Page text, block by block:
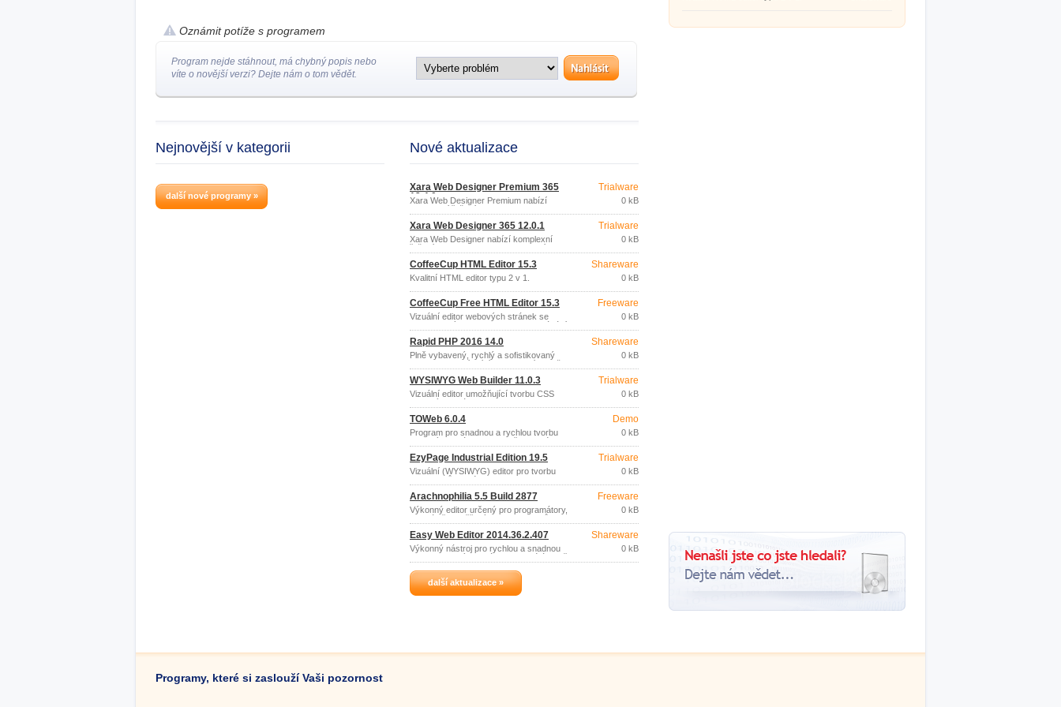
Oznámit potíže s programem
Program nejde stáhnout, má chybný popis nebo
víte o novější verzi? Dejte nám o tom vědět.
Nejnovější v kategorii
další nové programy »
Nové aktualizace
Xara Web Designer Premium 365
12.4.0
Xara Web Designer Premium nabízí
komplexní řešení pro snadnou tvorbu
moderních, poutavých webových
stránek s pomocí šablon.
Trialware
0 kB
Xara Web Designer 365 12.0.1
Xara Web Designer nabízí komplexní
řešení pro snadnou tvorbu moderních,
poutavých webových stránek s pomocí
šablon.
Trialware
0 kB
CoffeeCup HTML Editor 15.3
Kvalitní HTML editor typu 2 v 1.
Shareware
0 kB
CoffeeCup Free HTML Editor 15.3
Vizuální editor webových stránek se
zabudovaným FTP klientem pro ukládání
stránek na webový server.
Freeware
0 kB
Rapid PHP 2016 14.0
Plně vybavený, rychlý a sofistikovaný
PHP editor nabízející mnohem více než
základní funkce běžných nástrojů pro
editaci PHP.
Shareware
0 kB
WYSIWYG Web Builder 11.0.3
Vizuální editor umožňující tvorbu CSS
webových stránek i bez znalosti HTML
jazyka.
Trialware
0 kB
TOWeb 6.0.4
Program pro snadnou a rychlou tvorbu
webových stránek, bez potřeby jakékoliv
znalosti odpovídajících technologií,
programování a&#160;bez potřeby
software pro úpravu snímků.
Demo
0 kB
EzyPage Industrial Edition 19.5
Vizuální (WYSIWYG) editor pro tvorbu
dokumentů, které lze exportovat ve
formátu HTML, PDF, BMP, GIF, JPEG,
PNG, TIF.
Trialware
0 kB
Arachnophilia 5.5 Build 2877
Výkonný editor určený pro programátory,
speciálně zaměřený na tvorbu webů.
Freeware
0 kB
Easy Web Editor 2014.36.2.407
Výkonný nástroj pro rychlou a snadnou
tvorbu webových stránek vysoké úrovně
i pro začátečníky.
Shareware
0 kB
další aktualizace »
Programy, které si zaslouží Vaši pozornost